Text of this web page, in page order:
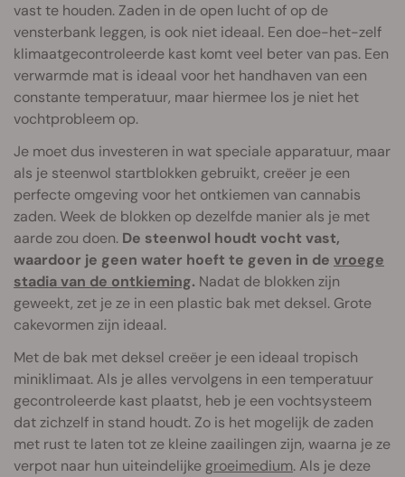
vast te houden. Zaden in de open lucht of op de
vensterbank leggen, is ook niet ideaal. Een doe-het-zelf
klimaatgecontroleerde kast komt veel beter van pas. Een
verwarmde mat is ideaal voor het handhaven van een
constante temperatuur, maar hiermee los je niet het
vochtprobleem op.
Je moet dus investeren in wat speciale apparatuur, maar
als je steenwol startblokken gebruikt, creëer je een
perfecte omgeving voor het ontkiemen van cannabis
zaden. Week de blokken op dezelfde manier als je met
aarde zou doen. De steenwol houdt vocht vast,
waardoor je geen water hoeft te geven in de vroege
stadia van de ontkieming. Nadat de blokken zijn
geweekt, zet je ze in een plastic bak met deksel. Grote
cakevormen zijn ideaal.
Met de bak met deksel creëer je een ideaal tropisch
miniklimaat. Als je alles vervolgens in een temperatuur
gecontroleerde kast plaatst, heb je een vochtsysteem
dat zichzelf in stand houdt. Zo is het mogelijk de zaden
met rust te laten tot ze kleine zaailingen zijn, waarna je ze
verpot naar hun uiteindelijke groeimedium. Als je deze